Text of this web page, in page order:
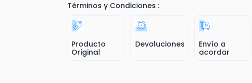
Términos y Condiciones :
Producto
Original
Devoluciones
Envío a
acordar